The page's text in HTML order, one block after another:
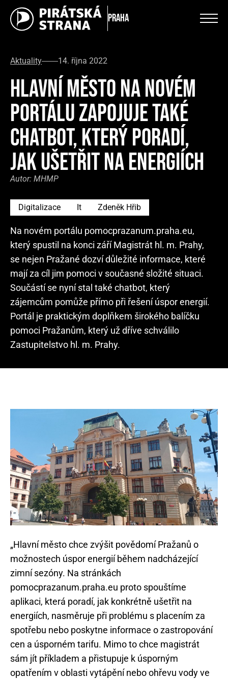
Praha
Aktuality 14. října 2022
HLAVNÍ MĚSTO NA NOVÉM
PORTÁLU ZAPOJUJE TAKÉ
CHATBOT, KTERÝ PORADÍ,
JAK UŠETŘIT NA ENERGIÍCH
Autor: MHMP
Digitalizace It Zdeněk Hřib
Na novém portálu pomocprazanum.praha.eu,
který spustil na konci září Magistrát hl. m. Prahy,
se nejen Pražané dozví důležité informace, které
mají za cíl jim pomoci v současné složité situaci.
Součástí se nyní stal také chatbot, který
zájemcům pomůže přímo při řešení úspor energií.
Portál je praktickým doplňkem širokého balíčku
pomoci Pražanům, který už dříve schválilo
Zastupitelstvo hl. m. Prahy.
„Hlavní město chce zvýšit povědomí Pražanů o
možnostech úspor energií během nadcházející
zimní sezóny. Na stránkách
pomocprazanum.praha.eu proto spouštíme
aplikaci, která poradí, jak konkrétně ušetřit na
energiích, nasměruje při problému s placením za
spotřebu nebo poskytne informace o zastropování
cen a úsporném tarifu. Mimo to chce magistrát
sám jít příkladem a přistupuje k úsporným
opatřením v oblasti vytápění nebo ohřevu vody ve